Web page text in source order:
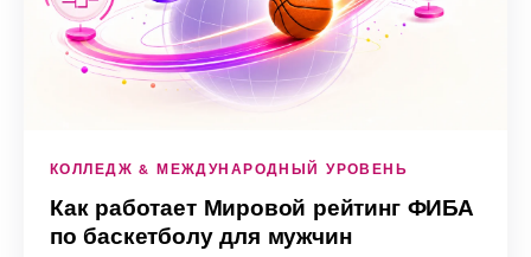
КОЛЛЕДЖ & МЕЖДУНАРОДНЫЙ УРОВЕНЬ
Как работает Мировой рейтинг ФИБА
по баскетболу для мужчин